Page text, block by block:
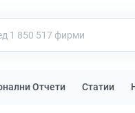
Отчети Статии